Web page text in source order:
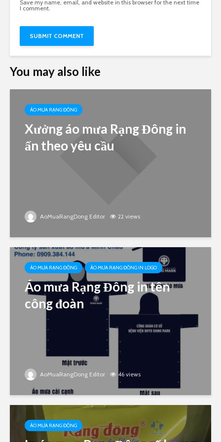
Save my name, email, and website in this browser for the next time
I comment.
You may also like
ÁO MƯA RẠNG ĐÔNG
Xưởng áo mưa Rạng Đông in
ấn theo yêu cầu
AoMuaRangDong Editor 22 views
ÁO MƯA RẠNG ĐÔNG ÁO MƯA RẠNG ĐÔNG IN LOGO
Áo mưa Rạng Đông in tên
công đoàn
AoMuaRangDong Editor 46 views
ÁO MƯA RẠNG ĐÔNG